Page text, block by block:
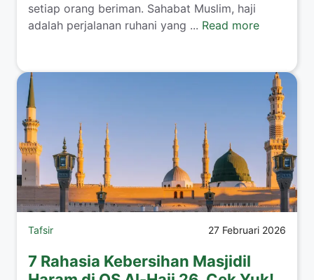
setiap orang beriman. Sahabat Muslim, haji
adalah perjalanan ruhani yang ... Read more
Tafsir 27 Februari 2026
7 Rahasia Kebersihan Masjidil